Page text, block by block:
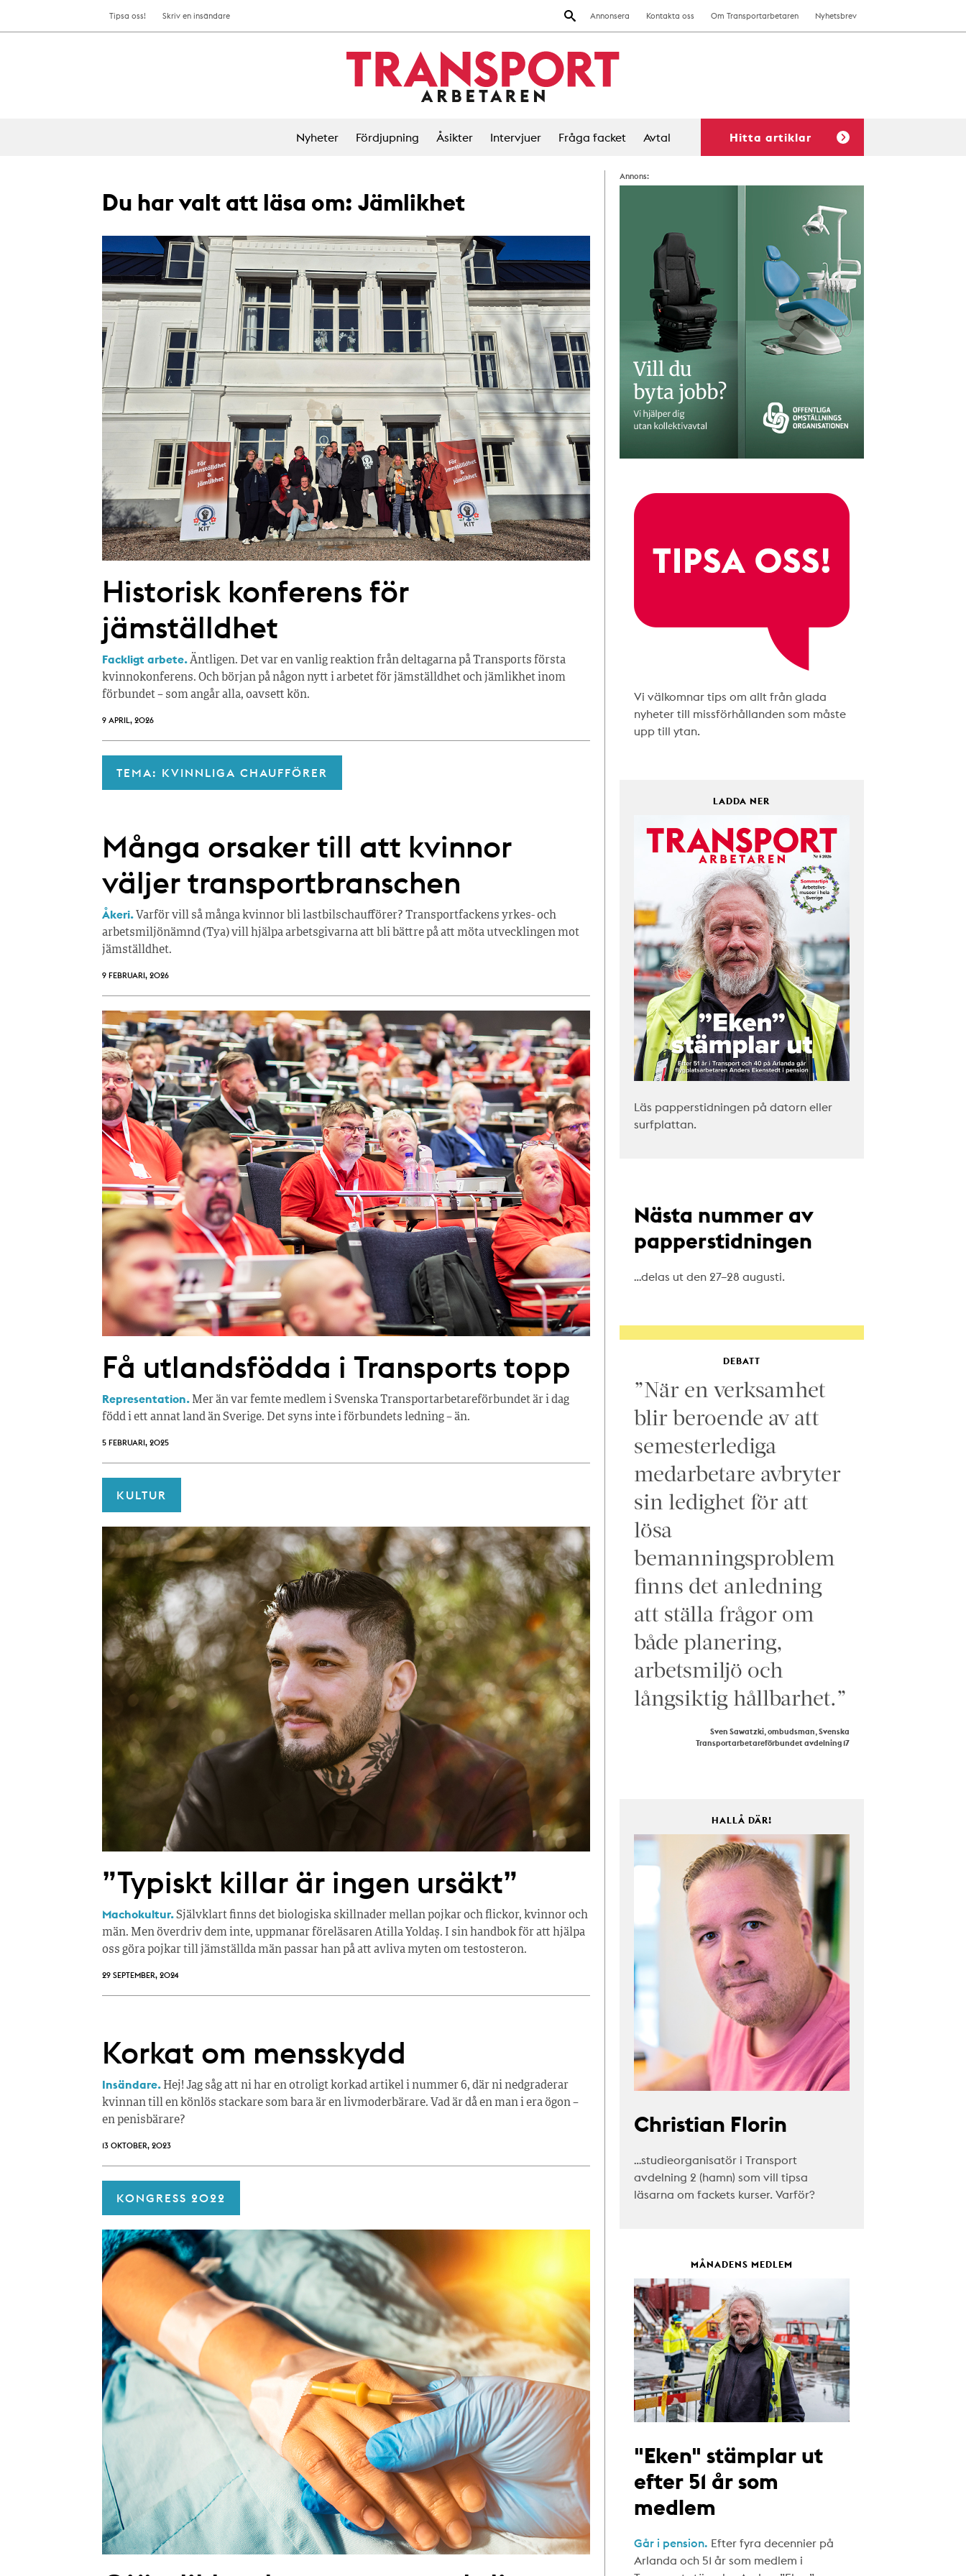
Annonsera Kontakta oss Om Transportarbetaren Nyhetsbrev
Tipsa oss! Skriv en insändare
Nyheter Fördjupning Åsikter Intervjuer Fråga facket Avtal Hitta artiklar
Du har valt att läsa om: Jämlikhet
Historisk konferens för
jämställdhet
Fackligt arbete.Äntligen. Det var en vanlig reaktion från deltagarna på Transports första
kvinnokonferens. Och början på någon nytt i arbetet för jämställdhet och jämlikhet inom
förbundet – som angår alla, oavsett kön.
9 APRIL, 2026
TEMA: KVINNLIGA CHAUFFÖRER
Många orsaker till att kvinnor
väljer transportbranschen
Åkeri. Varför vill så många kvinnor bli lastbilschaufförer? Transportfackens yrkes- och
arbetsmiljönämnd (Tya) vill hjälpa arbetsgivarna att bli bättre på att möta utvecklingen mot
jämställdhet.
9 FEBRUARI, 2026
Få utlandsfödda i Transports topp
Representation. Mer än var femte medlem i Svenska Transportarbetareförbundet är i dag
född i ett annat land än Sverige. Det syns inte i förbundets ledning – än.
5 FEBRUARI, 2025
KULTUR
”Typiskt killar är ingen ursäkt”
Machokultur.Självklart finns det biologiska skillnader mellan pojkar och flickor, kvinnor och
män. Men överdriv dem inte, uppmanar föreläsaren Atilla Yoldaș. I sin handbok för att hjälpa
oss göra pojkar till jämställda män passar han på att avliva myten om testosteron.
29 SEPTEMBER, 2024
Korkat om mensskydd
Insändare. Hej! Jag såg att ni har en otroligt korkad artikel i nummer 6, där ni nedgraderar
kvinnan till en könlös stackare som bara är en livmoderbärare. Vad är då en man i era ögon –
en penisbärare?
13 OKTOBER, 2023
KONGRESS 2022
Annons:
Vi välkomnar tips om allt från glada
nyheter till missförhållanden som måste
upp till ytan.
LADDA NER
Läs papperstidningen på datorn eller
surfplattan.
Nästa nummer av
papperstidningen
…delas ut den 27–28 augusti.
DEBATT
”När en verksamhet
blir beroende av att
semesterlediga
medarbetare avbryter
sin ledighet för att
lösa
bemanningsproblem
finns det anledning
att ställa frågor om
både planering,
arbetsmiljö och
långsiktig hållbarhet.”
Sven Sawatzki, ombudsman, Svenska
Transportarbetareförbundet avdelning 17
HALLÅ DÄR!
Christian Florin
…studieorganisatör i Transport
avdelning 2 (hamn) som vill tipsa
läsarna om fackets kurser. Varför?
MÅNADENS MEDLEM
"Eken" stämplar ut
efter 51 år som
medlem
Går i pension. Efter fyra decennier på
Arlanda och 51 år som medlem i